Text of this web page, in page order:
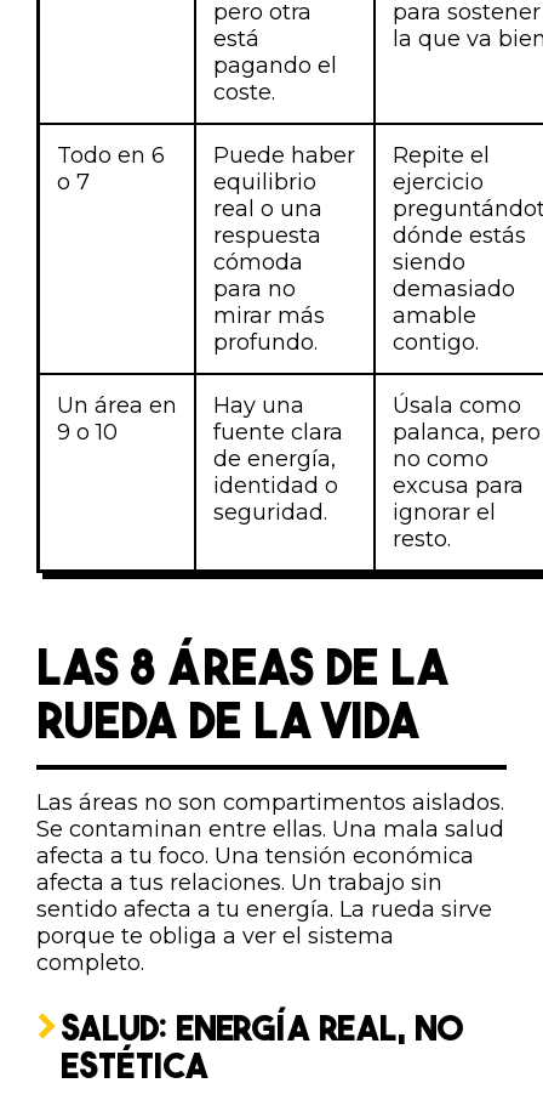
pero otra
está
pagando el
coste.
para sostener
la que va
Todo en 6
o 7
Puede haber
equilibrio
real o una
respuesta
cómoda
para no
mirar más
profundo.
Repite el
ejercicio
dónde estás
siendo
demasiado
amable
contigo.
Un área en
9 o 10
Hay una
fuente clara
de energía,
identidad o
seguridad.
Úsala como
palanca, pero
no como
excusa para
ignorar el
resto.
LAS 8 ÁREAS DE LA
RUEDA DE LA VIDA
Las áreas no son compartimentos aislados.
Se contaminan entre ellas. Una mala salud
afecta a tu foco. Una tensión económica
afecta a tus relaciones. Un trabajo sin
sentido afecta a tu energía. La rueda sirve
porque te obliga a ver el sistema
completo.
SALUD: ENERGÍA REAL, NO
ESTÉTICA